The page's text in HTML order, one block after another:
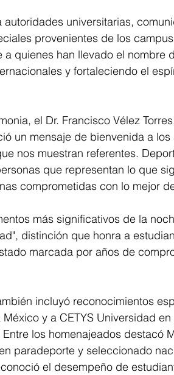
autoridades universitarias,
provenientes de los
a quienes han llevado el nombre
y fortaleciendo el
el Dr. Francisco Vélez
un mensaje de bienvenida a
nos muestran referentes.
que representan lo que
comprometidas con lo mejor
más significativos de la
distinción que honra a
marcada por años de
incluyó reconocimientos
y a CETYS Universidad
los homenajeados destacó
paradeporte y seleccionado
el desempeño de